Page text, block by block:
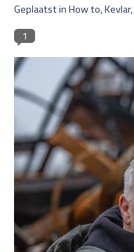
Geplaatst inHow to,Kevlar,
1